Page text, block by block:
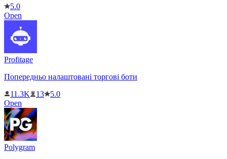
5.0
Open
Profitage
Попередньо налаштовані торгові боти
11.3K
13
5.0
Open
Polygram